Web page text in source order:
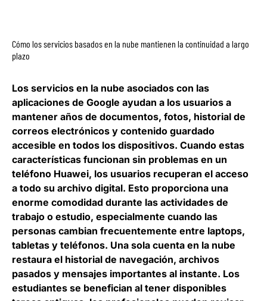
Cómo los servicios basados en la nube mantienen la continuidad a largo
plazo
Los servicios en la nube asociados con las
aplicaciones de Google ayudan a los usuarios a
mantener años de documentos, fotos, historial de
correos electrónicos y contenido guardado
accesible en todos los dispositivos. Cuando estas
características funcionan sin problemas en un
teléfono Huawei, los usuarios recuperan el acceso
a todo su archivo digital. Esto proporciona una
enorme comodidad durante las actividades de
trabajo o estudio, especialmente cuando las
personas cambian frecuentemente entre laptops,
tabletas y teléfonos. Una sola cuenta en la nube
restaura el historial de navegación, archivos
pasados y mensajes importantes al instante. Los
estudiantes se benefician al tener disponibles